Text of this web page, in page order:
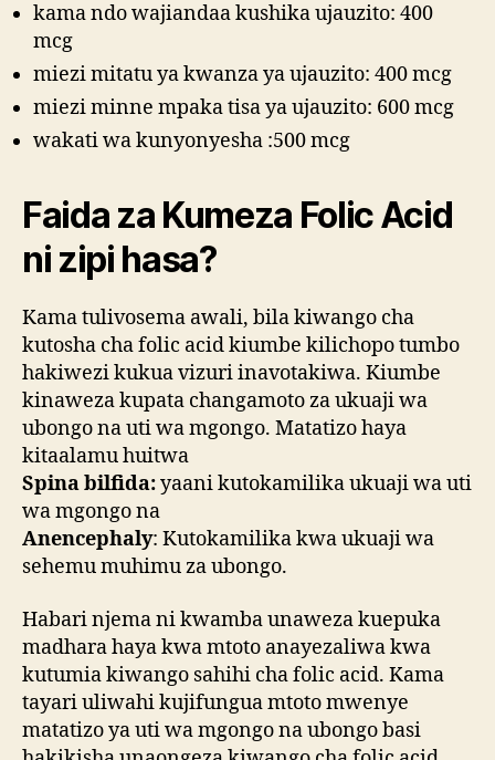
kama ndo wajiandaa kushika ujauzito: 400
mcg
miezi mitatu ya kwanza ya ujauzito: 400 mcg
miezi minne mpaka tisa ya ujauzito: 600 mcg
wakati wa kunyonyesha :500 mcg
Faida za Kumeza Folic Acid
ni zipi hasa?
Kama tulivosema awali, bila kiwango cha
kutosha cha folic acid kiumbe kilichopo tumbo
hakiwezi kukua vizuri inavotakiwa. Kiumbe
kinaweza kupata changamoto za ukuaji wa
ubongo na uti wa mgongo. Matatizo haya
kitaalamu huitwa
Spina bilfida:yaani kutokamilika ukuaji wa uti
wa mgongo na
Anencephaly: Kutokamilika kwa ukuaji wa
sehemu muhimu za ubongo.
Habari njema ni kwamba unaweza kuepuka
madhara haya kwa mtoto anayezaliwa kwa
kutumia kiwango sahihi cha folic acid. Kama
tayari uliwahi kujifungua mtoto mwenye
matatizo ya uti wa mgongo na ubongo basi